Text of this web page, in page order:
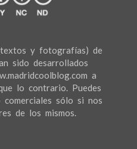
y fotografías) de
sido desarrollados
a
lo contrario. Puedes
sólo si nos
de los mismos.